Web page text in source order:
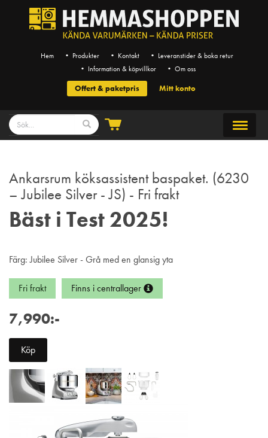
Hem • Produkter • Kontakt
• Leveranstider & boka retur
• Information & köpvillkor
• Om oss
Offert & paketpris Mitt konto
Ankarsrum köksassistent baspaket. (6230
– Jubilee Silver - JS) - Fri frakt
Bäst i Test 2025!
Färg: Jubilee Silver - Grå med en glansig yta
Fri frakt Finns i centrallager
7,990:-
Köp